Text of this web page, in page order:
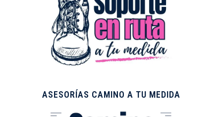
ASESORÍAS CAMINO A TU MEDIDA